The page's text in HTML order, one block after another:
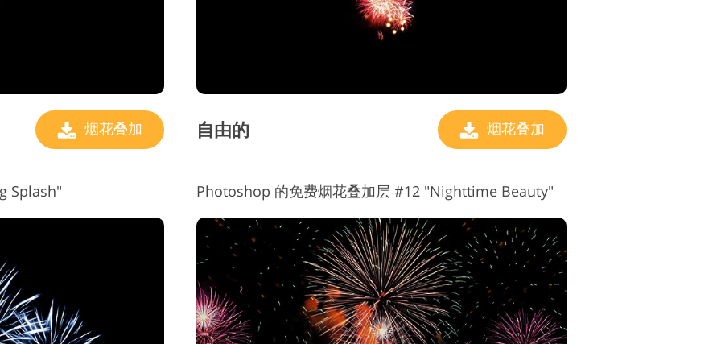
烟花叠加 自由的 烟花叠加
Splash" Photoshop 的免费烟花叠加层 #12 "Nighttime Beauty"